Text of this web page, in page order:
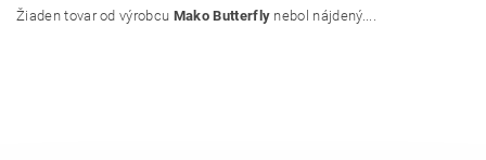
Žiaden tovar od výrobcu Mako Butterfly nebol nájdený....